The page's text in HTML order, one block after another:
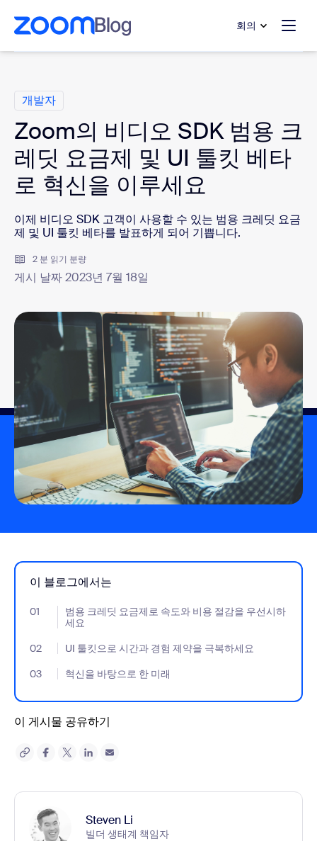
으로 건너뛰기
팅으로 건너뛰기
회의
개발자
Zoom의 비디오 SDK 범용 크
레딧 요금제 및 UI 툴킷 베타
로 혁신을 이루세요
이제 비디오 SDK 고객이 사용할 수 있는 범용 크레딧 요금
제 및 UI 툴킷 베타를 발표하게 되어 기쁩니다.
2 분 읽기 분량
게시 날짜 2023년 7월 18일
이 블로그에서는
01
범용 크레딧 요금제로 속도와 비용 절감을 우선시하
세요
- Jumplink to 범용 크레딧 요금제로 속도와 비용 절감을 우선시하
02 UI 툴킷으로 시간과 경험 제약을 극복하세요
- Jumplink to UI 툴킷으로 시간과 경험 제약을 극복하세요
03
혁신을 바탕으로 한 미래
- Jumplink to 혁신을 바탕으로 한 미래
이 게시물 공유하기
Steven Li
빌더 생태계 책임자